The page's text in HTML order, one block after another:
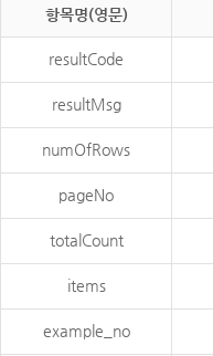
항목명(영문)
resultCode
resultMsg
numOfRows
pageNo
totalCount
items
example_no